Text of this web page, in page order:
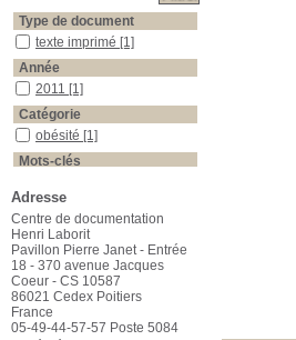
Type de document
texte imprimé
texte imprimé [1]
Année
20112011 [1]
Catégorie
obésité
obésité [1]
Mots-clés
bibliométrie
bibliométrie
recherche d'information
recherche d'information
surpoids
surpoids[1]
Adresse
Centre de documentation
Henri Laborit
Pavillon Pierre Janet - Entrée
18 - 370 avenue Jacques
Coeur - CS 10587
86021 Cedex Poitiers
France
05-49-44-57-57 Poste 5084